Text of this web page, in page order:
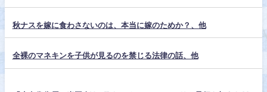
秋ナスを嫁に食わさないのは、本当に嫁のためか？、他
全裸のマネキンを子供が見るのを禁じる法律の話、他